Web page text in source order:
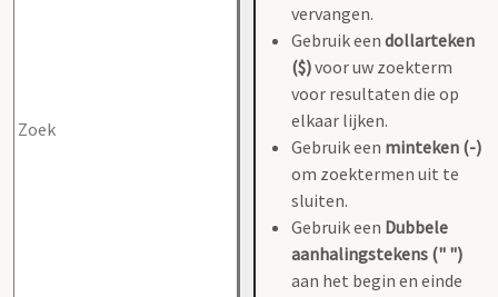
vervangen.
Gebruik een dollarteken
($)voor uw zoekterm
voor resultaten die op
elkaar lijken.
Gebruik een minteken (-)
om zoektermen uit te
sluiten.
Gebruik een Dubbele
aanhalingstekens (" ")
aan het begin en einde